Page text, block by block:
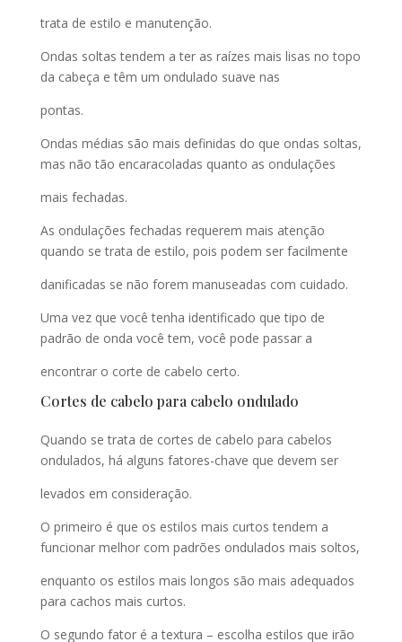
trata de estilo e manutenção.
Ondas soltas tendem a ter as raízes mais lisas no topo
da cabeça e têm um ondulado suave nas
pontas.
Ondas médias são mais definidas do que ondas soltas,
mas não tão encaracoladas quanto as ondulações
mais fechadas.
As ondulações fechadas requerem mais atenção
quando se trata de estilo, pois podem ser facilmente
danificadas se não forem manuseadas com cuidado.
Uma vez que você tenha identificado que tipo de
padrão de onda você tem, você pode passar a
encontrar o corte de cabelo certo.
Cortes de cabelo para cabelo ondulado
Quando se trata de cortes de cabelo para cabelos
ondulados, há alguns fatores-chave que devem ser
levados em consideração.
O primeiro é que os estilos mais curtos tendem a
funcionar melhor com padrões ondulados mais soltos,
enquanto os estilos mais longos são mais adequados
para cachos mais curtos.
O segundo fator é a textura – escolha estilos que irão